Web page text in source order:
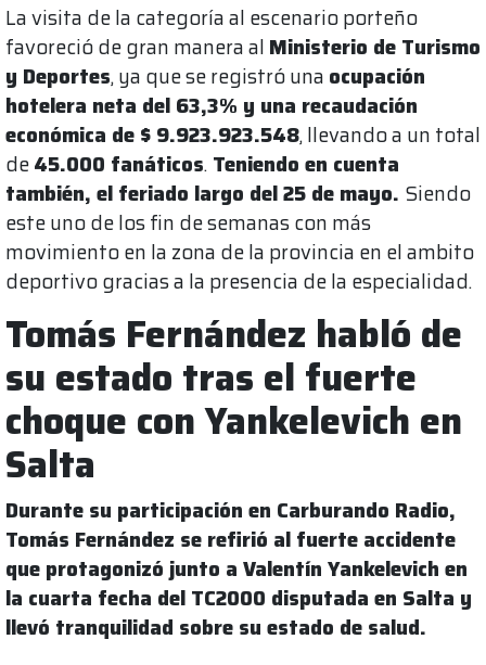
La visita de la categoría al escenario porteño
favoreció de gran manera al Ministerio de Turismo
y Deportes, ya que se registró una ocupación
hotelera neta del 63,3% y una recaudación
económica de $ 9.923.923.548, llevando a un total
de45.000 fanáticos. Teniendo en cuenta
también, el feriado largo del 25 de mayo. Siendo
este uno de los fin de semanas con más
movimiento en la zona de la provincia en el ambito
deportivo gracias a la presencia de la especialidad.
Tomás Fernández habló de
su estado tras el fuerte
choque con Yankelevich en
Salta
Durante su participación en Carburando Radio,
Tomás Fernández se refirió al fuerte accidente
que protagonizó junto a Valentín Yankelevich en
la cuarta fecha del TC2000 disputada en Salta y
llevó tranquilidad sobre su estado de salud.